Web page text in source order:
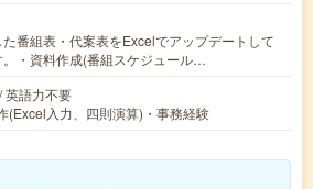
番組表・代案表をExcelでアップデートして
。・資料作成(番組スケジュール…
英語力不要
(Excel入力、四則演算)・事務経験